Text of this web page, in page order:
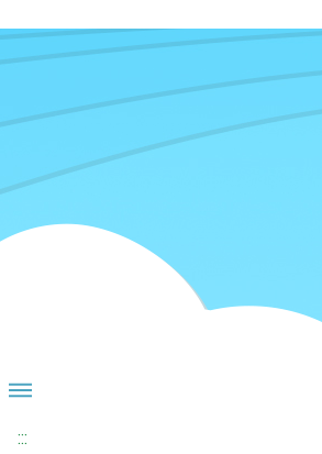
:::